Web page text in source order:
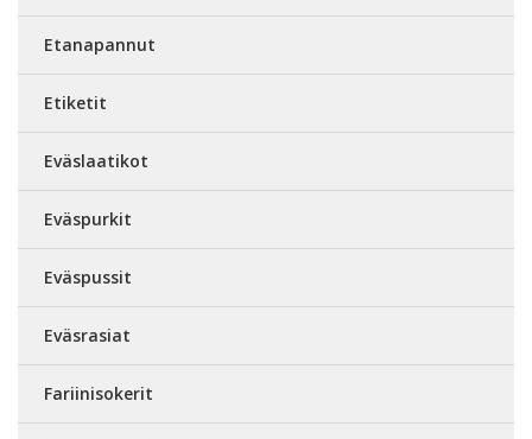
Etanapannut
Etiketit
Eväslaatikot
Eväspurkit
Eväspussit
Eväsrasiat
Fariinisokerit